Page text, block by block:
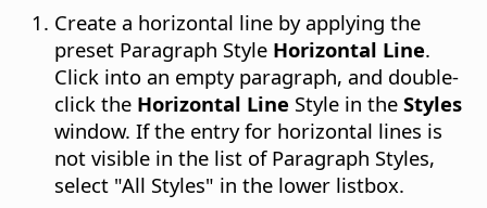
Create a horizontal line by applying the
preset Paragraph Style Horizontal Line.
Click into an empty paragraph, and double-
click the Horizontal Line Style in the Styles
window. If the entry for horizontal lines is
not visible in the list of Paragraph Styles,
select "All Styles" in the lower listbox.